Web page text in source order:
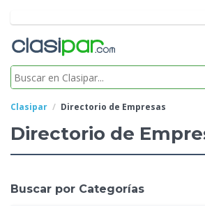
Clasipar Directorio de Empresas
Directorio de
Buscar por Categorías